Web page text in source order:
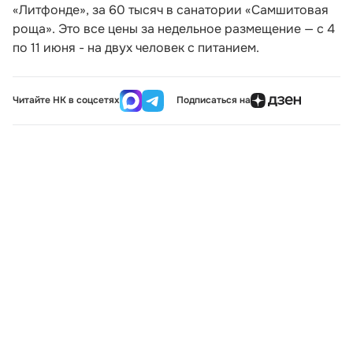
«Литфонде», за 60 тысяч в санатории «Самшитовая
роща». Это все цены за недельное размещение — с 4
по 11 июня - на двух человек с питанием.
Читайте НК в соцсетях Подписаться на